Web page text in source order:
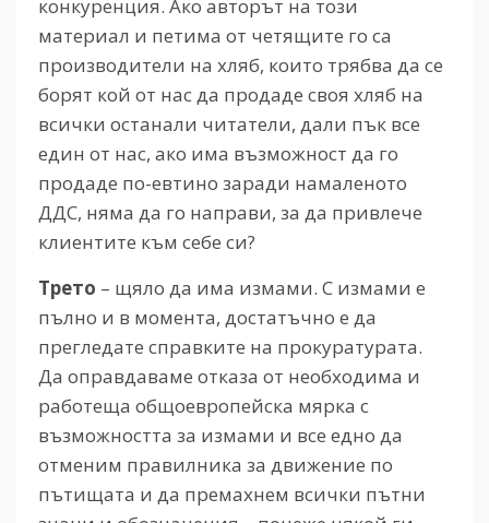
конкуренция. Ако авторът на този
материал и петима от четящите го са
производители на хляб, които трябва да се
борят кой от нас да продаде своя хляб на
всички останали читатели, дали пък все
един от нас, ако има възможност да го
продаде по-евтино заради намаленото
ДДС, няма да го направи, за да привлече
клиентите към себе си?
Трето – щяло да има измами. С измами е
пълно и в момента, достатъчно е да
прегледате справките на прокуратурата.
Да оправдаваме отказа от необходима и
работеща общоевропейска мярка с
възможността за измами и все едно да
отменим правилника за движение по
пътищата и да премахнем всички пътни